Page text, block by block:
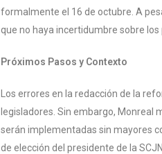
formalmente el 16 de octubre. A
que no haya incertidumbre sobre
Próximos Pasos y Contexto
Los errores en la redacción de la
legisladores. Sin embargo, Monreal
serán implementadas sin mayores
de elección del presidente de la